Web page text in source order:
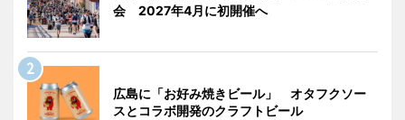
会 2027年4月に初開催へ
広島に「お好み焼きビール」 オタフクソー
スとコラボ開発のクラフトビール